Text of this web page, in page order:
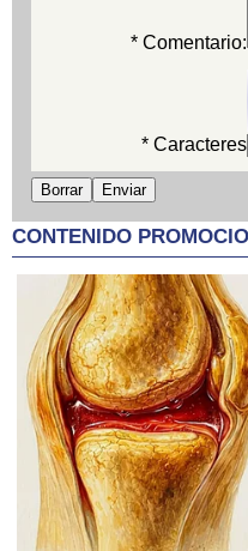
* Comentario:
* Caracteres